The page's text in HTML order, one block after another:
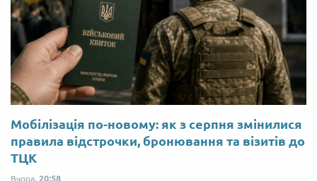
Мобілізація по-новому: як з серпня змінилися
правила відстрочки, бронювання та візитів до
ТЦК
Вчора, 20:58